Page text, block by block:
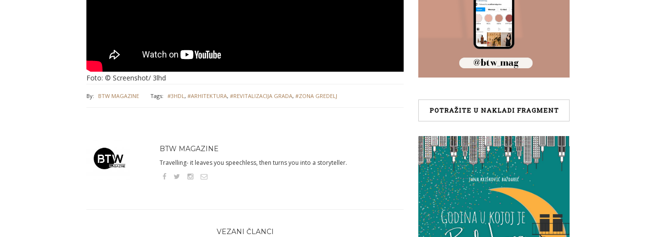
Foto: © Screenshot/ 3lhd
By: BTW MAGAZINE Tags: #3HDL, #ARHITEKTURA, #REVITALIZACIJA GRADA, #ZONA GREDELJ
BTW MAGAZINE
Travelling- it leaves you speechless, then turns you into a storyteller.
VEZANI ČLANCI
POTRAŽITE U NAKLADI FRAGMENT